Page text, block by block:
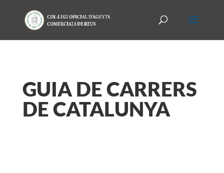
GUIA DE CARRERS
DE CATALUNYA